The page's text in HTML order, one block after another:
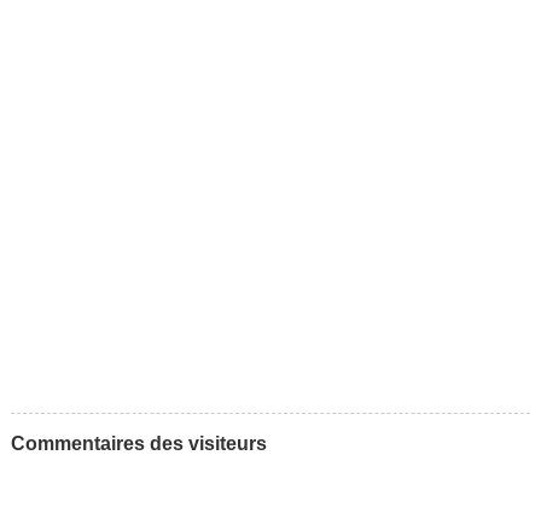
Commentaires des visiteurs